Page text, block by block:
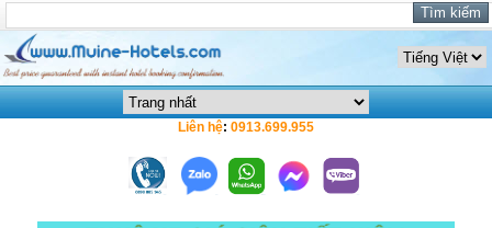
Liên hệ: 0913.699.955